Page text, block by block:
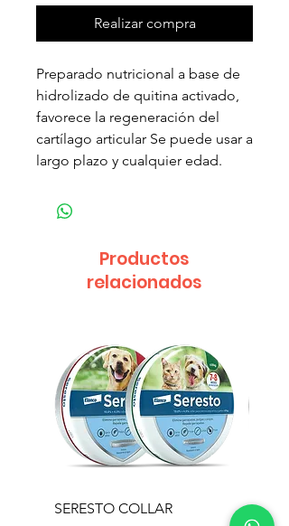
Realizar compra
Preparado nutricional a base de
hidrolizado de quitina activado,
favorece la regeneración del
cartílago articular Se puede usar a
largo plazo y cualquier edad.
Productos
relacionados
SERESTO COLLAR